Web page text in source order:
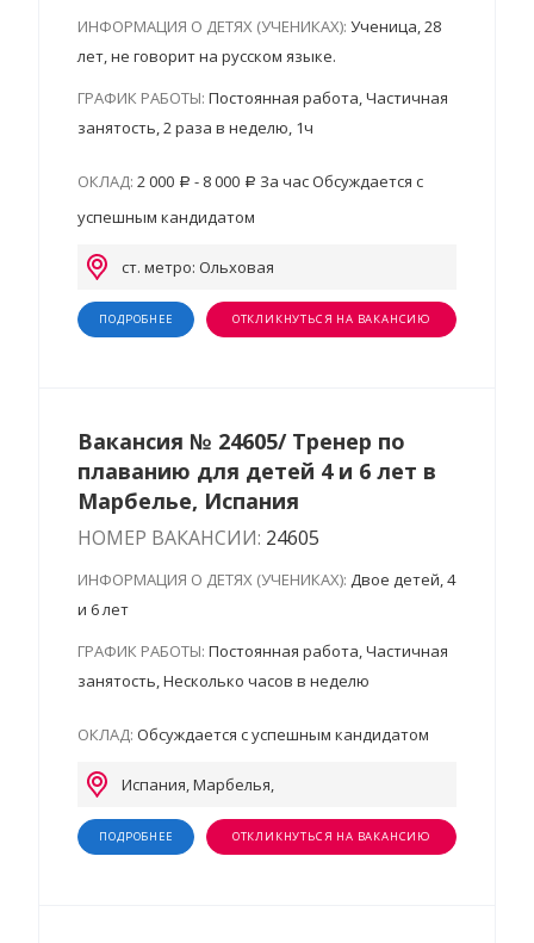
ИНФОРМАЦИЯ О ДЕТЯХ (УЧЕНИКАХ): Ученица, 28
лет, не говорит на русском языке.
ГРАФИК РАБОТЫ: Постоянная работа, Частичная
занятость, 2 раза в неделю, 1ч
ОКЛАД: 2 000 - 8 000
За час Обсуждается с
успешным кандидатом
ст. метро: Ольховая
ПОДРОБНЕЕ ОТКЛИКНУТЬСЯ НА ВАКАНСИЮ
Вакансия № 24605/ Тренер по
плаванию для детей 4 и 6 лет в
Марбелье, Испания
НОМЕР ВАКАНСИИ: 24605
ИНФОРМАЦИЯ О ДЕТЯХ (УЧЕНИКАХ): Двое детей, 4
и 6 лет
ГРАФИК РАБОТЫ: Постоянная работа, Частичная
занятость, Несколько часов в неделю
ОКЛАД: Обсуждается с успешным кандидатом
Испания, Марбелья,
ПОДРОБНЕЕ ОТКЛИКНУТЬСЯ НА ВАКАНСИЮ